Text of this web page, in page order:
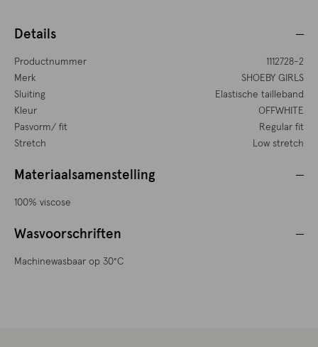
Details
Productnummer
1112728-2
Merk
SHOEBY GIRLS
Sluiting
Elastische tailleband
Kleur
OFFWHITE
Pasvorm/ fit
Regular fit
Stretch
Low stretch
Materiaalsamenstelling
100% viscose
Wasvoorschriften
Machinewasbaar op 30°C